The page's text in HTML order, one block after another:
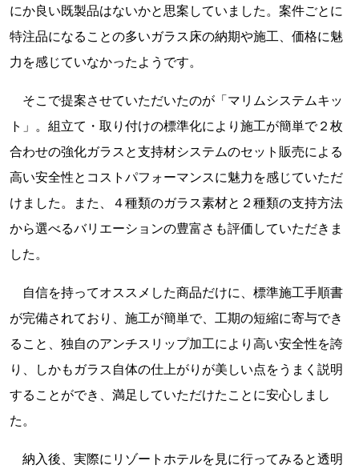
にか良い既製品はないかと思案していました。案件ごとに
特注品になることの多いガラス床の納期や施工、価格に魅
力を感じていなかったようです。
そこで提案させていただいたのが「マリムシステムキッ
ト」。組立て・取り付けの標準化により施工が簡単で２枚
合わせの強化ガラスと支持材システムのセット販売による
高い安全性とコストパフォーマンスに魅力を感じていただ
けました。また、４種類のガラス素材と２種類の支持方法
から選べるバリエーションの豊富さも評価していただきま
した。
自信を持ってオススメした商品だけに、標準施工手順書
が完備されており、施工が簡単で、工期の短縮に寄与でき
ること、独自のアンチスリップ加工により高い安全性を誇
り、しかもガラス自体の仕上がりが美しい点をうまく説明
することができ、満足していただけたことに安心しまし
た。
納入後、実際にリゾートホテルを見に行ってみると透明